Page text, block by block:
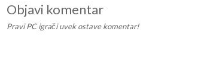
Objavi komentar
Pravi PC igrači uvek ostave komentar!